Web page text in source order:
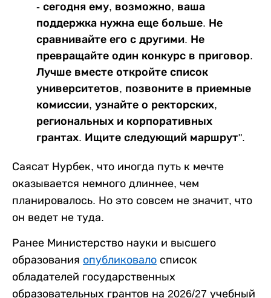
- сегодня ему, возможно, ваша
поддержка нужна еще больше. Не
сравнивайте его с другими. Не
превращайте один конкурс в приговор.
Лучше вместе откройте список
университетов, позвоните в приемные
комиссии, узнайте о ректорских,
региональных и корпоративных
грантах. Ищите следующий маршрут".
Саясат Нурбек, что иногда путь к мечте
оказывается немного длиннее, чем
планировалось. Но это совсем не значит, что
он ведет не туда.
Ранее Министерство науки и высшего
образования опубликовало список
обладателей государственных
образовательных грантов на 2026/27 учебный